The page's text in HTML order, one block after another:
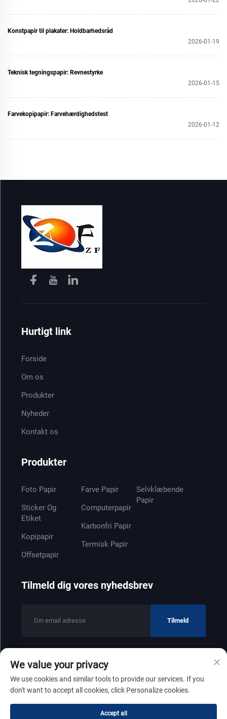
Konstpapir til plakater: Holdbarhedsråd
2026-01-19
Teknisk tegningspapir: Revnestyrke
2026-01-15
Farvekopipapir: Farvehærdighedstest
2026-01-12
Hurtigt link
Forside
Om os
Produkter
Nyheder
Kontakt os
Produkter
Foto Papir
Sticker Og
Etiket
Kopipapir
Offsetpapir
Farve Papir
Computerpapir
Karbonfri Papir
Termisk Papir
Selvklæbende
Papir
Tilmeld dig vores nyhedsbrev
Tilmeld
Copyright © 2025 af Shandong Zhenfeng Paper Industry Co., Ltd
Privatlivspolitik
Rul til toppen
We value your privacy
We use cookies and similar tools to provide our services. If you
don't want to accept all cookies, click Personalize cookies.
Accept all